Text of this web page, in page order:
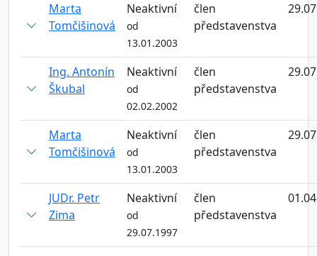
Marta
Tomčišinová
Neaktivní
od
13.01.2003
člen
představenstva
Ing. Antonín
Škubal
Neaktivní
od
02.02.2002
člen
představenstva
Marta
Tomčišinová
Neaktivní
od
13.01.2003
člen
představenstva
JUDr. Petr
Zima
Neaktivní
od
29.07.1997
člen
představenstva